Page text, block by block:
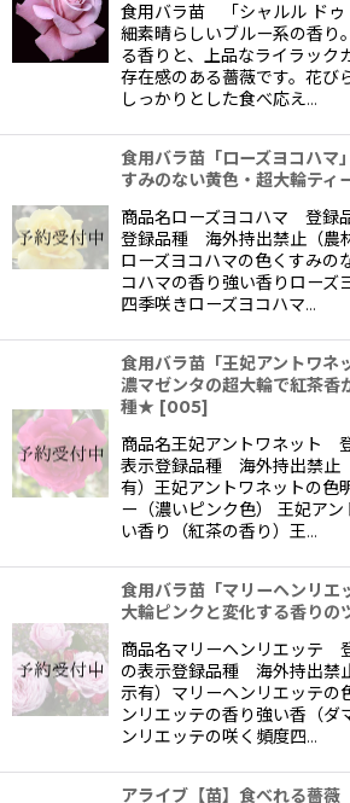
食用バラ苗 「シャルル ド
細素晴らしいブルー系の香り
る香りと、上品なライラック
存在感のある薔薇です。花び
しっかりとした食べ応え…
食用バラ苗「ローズヨコハマ
すみのない黄色・超大輪ティ
商品名ローズヨコハマ 登録
登録品種 海外持出禁止（農
ローズヨコハマの色くすみの
コハマの香り強い香りローズ
四季咲きローズヨコハマ…
食用バラ苗「王妃アントワネ
濃マゼンタの超大輪で紅茶香
種★ [005]
商品名王妃アントワネット
表示登録品種 海外持出禁止
有）王妃アントワネットの色
ー（濃いピンク色） 王妃ア
い香り（紅茶の香り）王…
食用バラ苗「マリーヘンリエ
大輪ピンクと変化する香り
商品名マリーヘンリエッテ
の表示登録品種 海外持出禁
示有）マリーヘンリエッテの
ンリエッテの香り強い香（ダ
ンリエッテの咲く頻度四…
アライブ【苗】食べれる薔